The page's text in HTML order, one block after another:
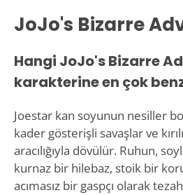
JoJo's Bizarre
Hangi JoJo's Bizarre
karakterine en çok
Joestar kan soyunun nesiller
kader gösterişli savaşlar ve
aracılığıyla dövülür. Ruhun,
kurnaz bir hilebaz, stoik bir
acımasız bir gaspçı olarak